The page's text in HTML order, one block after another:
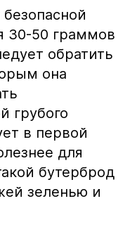
30-50 граммов
обратить
она
грубого
в первой
для
бутерброд
зеленью и